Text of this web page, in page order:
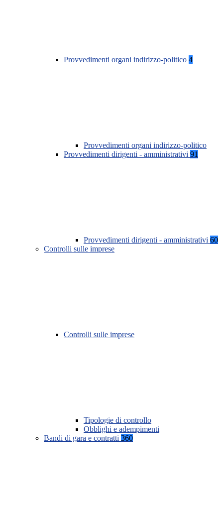
Provvedimenti organi indirizzo-politico 4
Provvedimenti organi indirizzo-politico
Provvedimenti dirigenti - amministrativi 91
Provvedimenti dirigenti - amministrativi 60
Controlli sulle imprese
Controlli sulle imprese
Tipologie di controllo
Obblighi e adempimenti
Bandi di gara e contratti 360